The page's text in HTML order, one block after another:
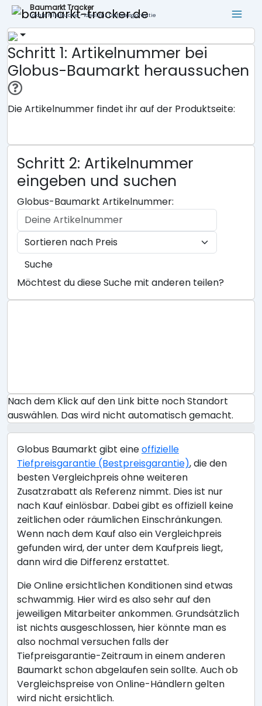
Baumarkt Tracker
Lokale Filialsuche - ideal für Tiefpreisgarantie
Schritt 1: Artikelnummer bei
Globus-Baumarkt heraussuchen
Die Artikelnummer findet ihr auf der Produktseite:
Schritt 2: Artikelnummer
eingeben und suchen
Globus-Baumarkt Artikelnummer:
Suche
Möchtest du diese Suche mit anderen teilen?
Nach dem Klick auf den Link bitte noch Standort
auswählen. Das wird nicht automatisch gemacht.
Globus Baumarkt gibt eineoffizielle
Tiefpreisgarantie (Bestpreisgarantie), die den
besten Vergleichpreis ohne weiteren
Zusatzrabatt als Referenz nimmt. Dies ist nur
nach Kauf einlösbar. Dabei gibt es offiziell keine
zeitlichen oder räumlichen Einschränkungen.
Wenn nach dem Kauf also ein Vergleichpreis
gefunden wird, der unter dem Kaufpreis liegt,
dann wird die Differenz erstattet.
Die Online ersichtlichen Konditionen sind etwas
schwammig. Hier wird es also sehr auf den
jeweiligen Mitarbeiter ankommen. Grundsätzlich
ist nichts ausgeschlossen, hier könnte man es
also nochmal versuchen falls der
Tiefpreisgarantie-Zeitraum in einem anderen
Baumarkt schon abgelaufen sein sollte. Auch ob
Vergleichspreise von Online-Händlern gelten
wird nicht ersichtlich.